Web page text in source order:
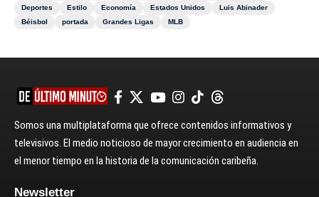
Deportes
Estilo Economía Estados Unidos
Luis Abinader
Béisbol
portada Grandes Ligas MLB
Somos una multiplataforma que ofrece contenidos informativos y
televisivos. El medio noticioso de mayor crecimiento en audiencia en
el menor tiempo en la historia de la comunicación caribeña.
Newsletter